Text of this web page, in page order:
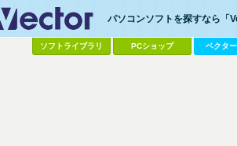
パソコンソフトを探すなら「
ソフトライブラリ PCショップ ベクタ